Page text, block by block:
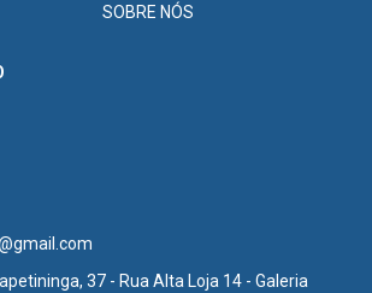
SOBRE NÓS
37 - Rua Alta Loja 14 - Galeria